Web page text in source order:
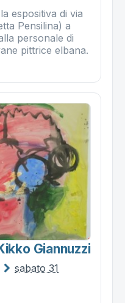
espositiva di via
Pensilina) a
personale di
pittrice elbana.
Giannuzzi
sabato 31